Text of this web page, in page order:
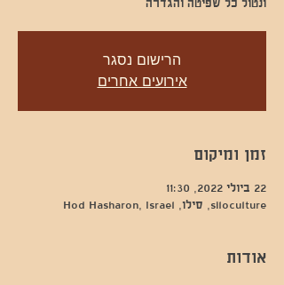
ונטול כל שפיטה והגדרה
הרישום נסגר
אירועים אחרים
זמן ומיקום
22 ביולי 2022, 11:30
siloculture, סילו, Hod Hasharon, Israel
אודות